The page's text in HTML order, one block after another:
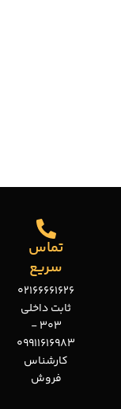
تماس
سریع
02166661626
ثابت داخلی
303 -
09911616983
کارشناس
فروش